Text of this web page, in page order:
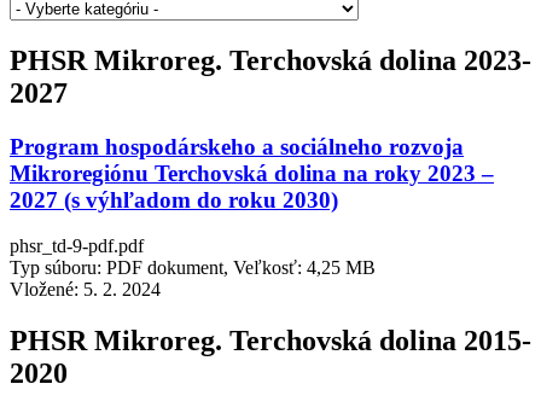
PHSR Mikroreg. Terchovská dolina 2023-
2027
Program hospodárskeho a sociálneho rozvoja
Mikroregiónu Terchovská dolina na roky 2023 –
2027 (s výhľadom do roku 2030)
phsr_td-9-pdf.pdf
Typ súboru: PDF dokument, Veľkosť: 4,25 MB
Vložené: 5. 2. 2024
PHSR Mikroreg. Terchovská dolina 2015-
2020